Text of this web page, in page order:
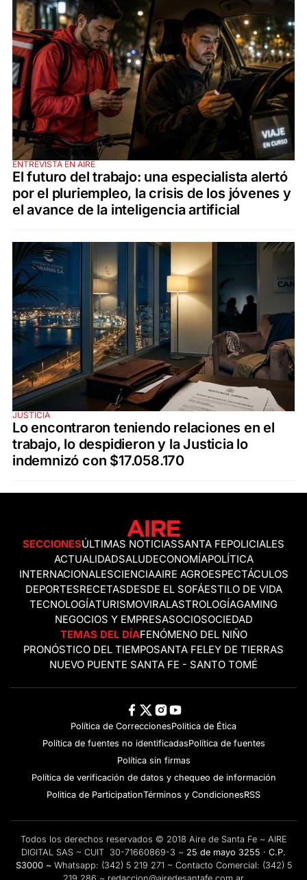
ENTREVISTA EN AIRE
El futuro del trabajo: una especialista alertó
por el pluriempleo, la crisis de los jóvenes y
el avance de la inteligencia artificial
JUSTICIA
Lo encontraron teniendo relaciones en el
trabajo, lo despidieron y la Justicia lo
indemnizó con $17.058.170
SECCIONESÚLTIMAS NOTICIASSANTA FEPOLICIALES
ACTUALIDADSALUDECONOMÍAPOLÍTICA
INTERNACIONALESCIENCIAAIRE AGROESPECTÁCULOS
DEPORTESRECETASDESDE EL SOFÁESTILO DE VIDA
TECNOLOGÍATURISMOVIRALASTROLOGÍAGAMING
NEGOCIOS Y EMPRESASOCIOSOCIEDAD
TEMAS DEL DÍAFENÓMENO DEL NIÑO
PRONÓSTICO DEL TIEMPOSANTA FELEY DE TIERRAS
NUEVO PUENTE SANTA FE - SANTO TOMÉ
Política de CorreccionesPolitica de Ética
Política de fuentes no identificadasPolítica de fuentes
Política sin firmas
Política de verificación de datos y chequeo de información
Politica de ParticipationTérminos y CondicionesRSS
Todos los derechos reservados © 2018 Aire de Santa Fe ~ AIRE
DIGITAL SAS ~ CUIT 30-71660869-3 ~ 25 de mayo 3255 · C.P.
S3000 ~ Whatsapp: (342) 5 219 271 ~ Contacto Comercial: (342) 5